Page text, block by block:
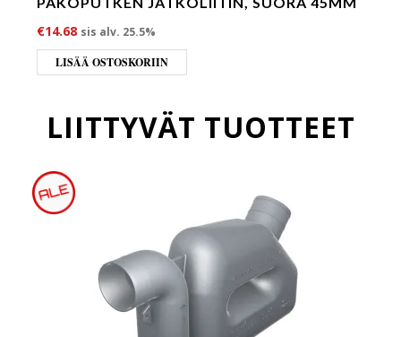
€14.68 sis alv. 25.5%
LISÄÄ OSTOSKORIIN
LIITTYVÄT TUOTTEET